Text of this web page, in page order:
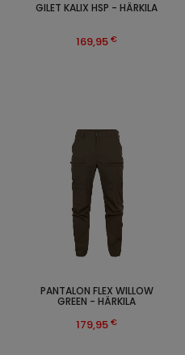
PANTALON FLEX WILLOW
GREEN - HÄRKILA
179,95 €
GILET KALIX HSP - HÄRKILA
169,95 €